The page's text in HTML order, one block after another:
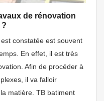
de rénovation
?
constatée est souvent
En effet, il est très
Afin de procéder à
il va falloir
matière. TB batiment